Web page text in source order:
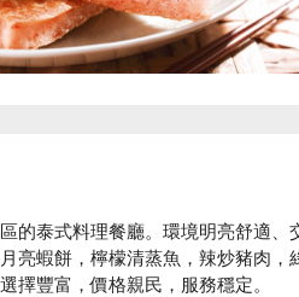
的泰式料理餐廳。環境明亮舒適、
亮蝦餅，檸檬清蒸魚，辣炒豬肉，
擇豐富，價格親民，服務穩定。